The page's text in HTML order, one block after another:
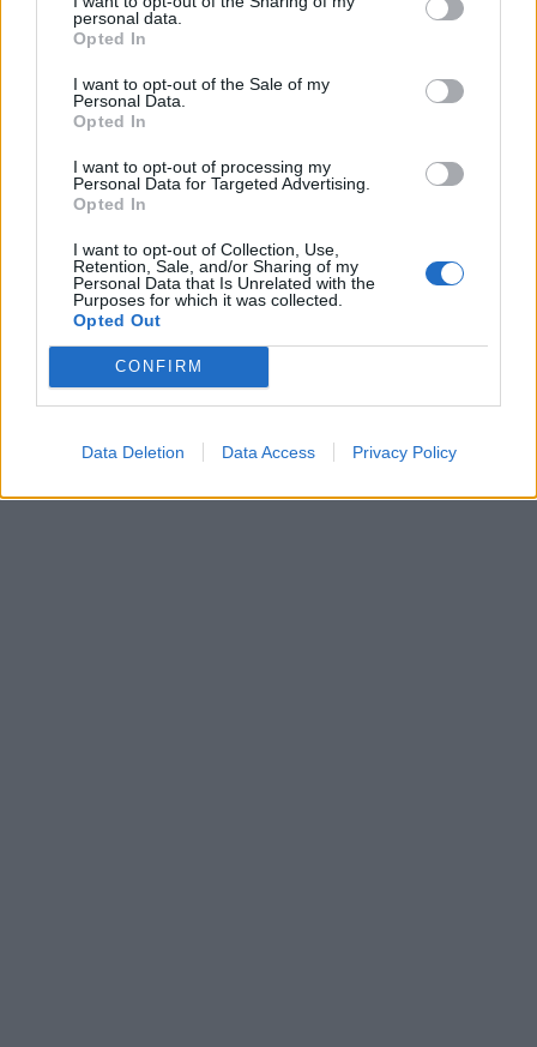
personal data.
Opted In
I want to opt-out of the Sale of my
Personal Data.
Opted In
I want to opt-out of processing my
Personal Data for Targeted Advertising.
Opted In
I want to opt-out of Collection, Use,
Retention, Sale, and/or Sharing of my
Personal Data that Is Unrelated with the
Purposes for which it was collected.
Opted Out
CONFIRM
Data Deletion Data Access Privacy Policy